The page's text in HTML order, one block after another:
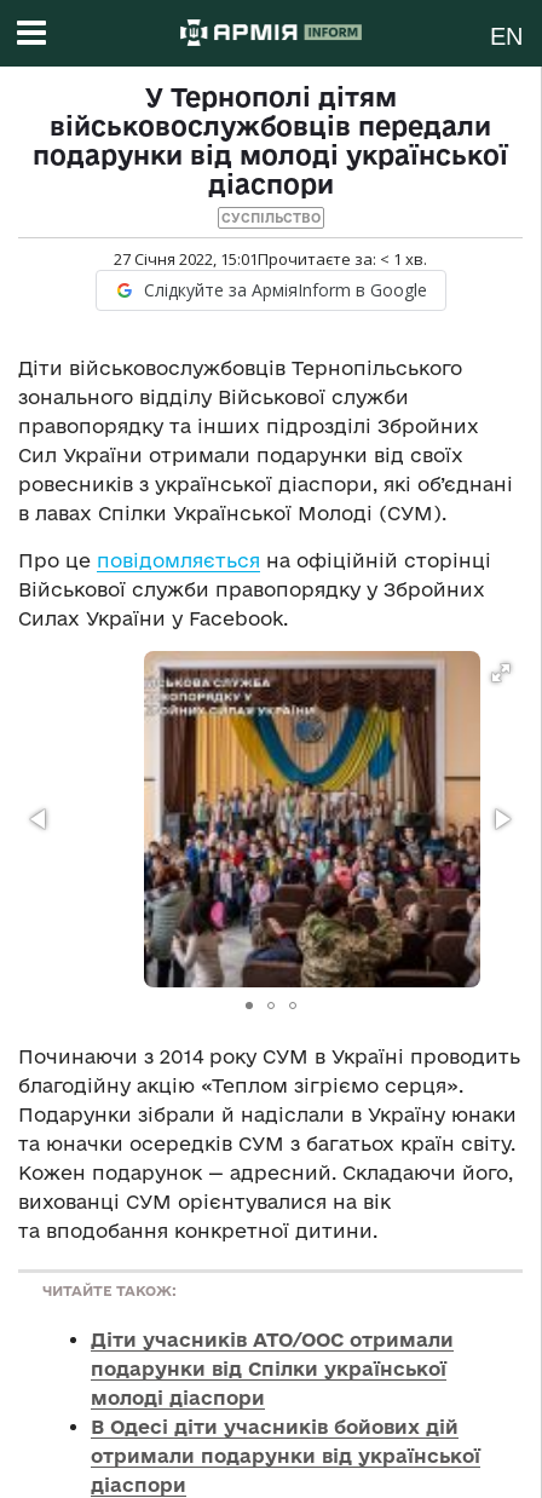
EN
У Тернополі дітям
військовослужбовців передали
подарунки від молоді української
діаспори
СУСПІЛЬСТВО
27 Січня 2022, 15:01Прочитаєте за: < 1 хв.
Слідкуйте за АрміяInform в Google
Діти військовослужбовців Тернопільського
зонального відділу Військової служби
правопорядку та інших підрозділі Збройних
Сил України отримали подарунки від своїх
ровесників з української діаспори, які об’єднані
в лавах Спілки Української Молоді (СУМ).
Про це повідомляється на офіційній сторінці
Військової служби правопорядку у Збройних
Силах України у Facebook.
Починаючи з 2014 року СУМ в Україні проводить
благодійну акцію «Теплом зігріємо серця».
Подарунки зібрали й надіслали в Україну юнаки
та юначки осередків СУМ з багатьох країн світу.
Кожен подарунок — адресний. Складаючи його,
вихованці СУМ орієнтувалися на вік
та вподобання конкретної дитини.
ЧИТАЙТЕ ТАКОЖ:
Діти учасників АТО/ООС отримали
подарунки від Спілки української
молоді діаспори
В Одесі діти учасників бойових дій
отримали подарунки від української
діаспори